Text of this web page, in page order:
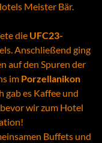
Meister Bär.
die UFC23-
Anschließend ging
auf den Spuren der
im Porzellanikon
gab es Kaffee und
bevor wir zum Hotel
Buffets und